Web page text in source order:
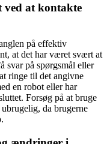
ved at kontakte
på effektiv
at det har været svært at
svar på spørgsmål eller
ringe til det angivne
en robot eller har
Forsøg på at bruge
da brugerne